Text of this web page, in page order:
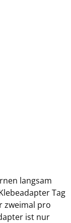
langsam
Tag
zweimal pro
ist nur